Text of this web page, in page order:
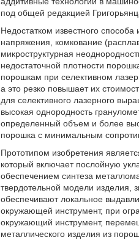
под общей редакцией
Недостатком известного
напряжения, комкование
микроструктурная
недостаточной плотности
порошкам при селективном
а это резко повышает их
для селективного лазерного
высокая однородность
определенный объем и более
порошка с минимальным
Прототипом изобретения
который включает послойную
обеспечением синтеза
твердотельной модели изделия,
обеспечивают локальное
окружающей инструмент, при
окружающий инструмент,
металлического изделия из